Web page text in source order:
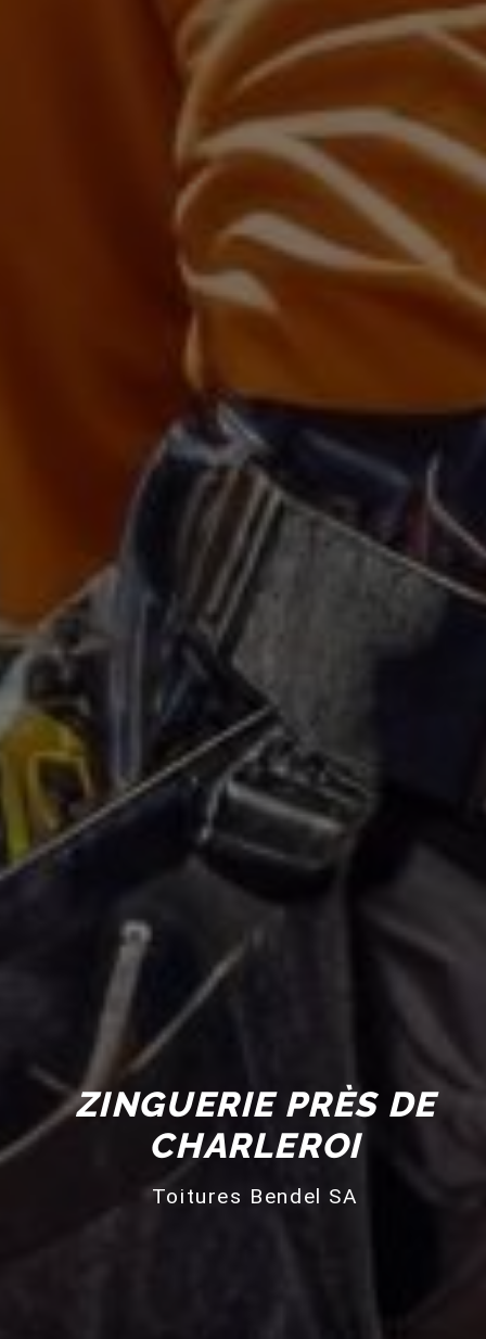
ZINGUERIE PRÈS DE
CHARLEROI
Toitures Bendel SA